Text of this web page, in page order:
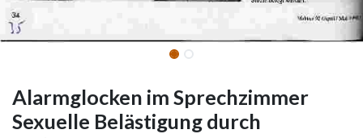
Alarmglocken im Sprechzimmer
Sexuelle Belästigung durch